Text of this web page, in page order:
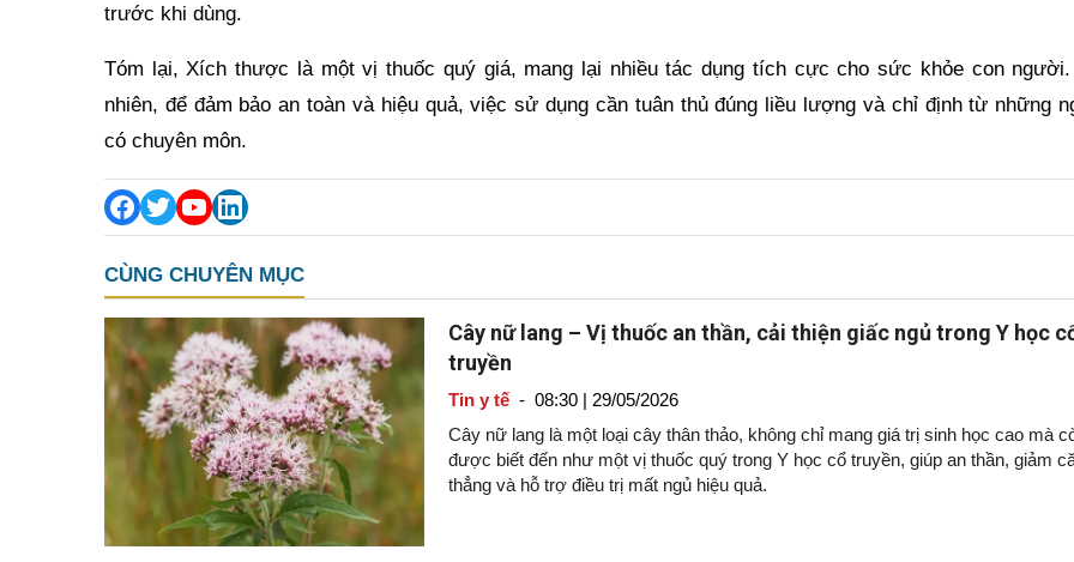
trước khi dùng.
Tóm lại, Xích thược là một vị thuốc quý giá, mang lại nhiều tác dụng tích cực cho sức khỏe con người.
nhiên, để đảm bảo an toàn và hiệu quả, việc sử dụng cần tuân thủ đúng liều lượng và chỉ định từ những
có chuyên môn.
CÙNG CHUYÊN MỤC
Cây nữ lang – Vị thuốc an thần, cải thiện giấc ngủ trong Y học
truyền
Tin y tế- 08:30 | 29/05/2026
Cây nữ lang là một loại cây thân thảo, không chỉ mang giá trị sinh học cao mà
được biết đến như một vị thuốc quý trong Y học cổ truyền, giúp an thần, giảm
thẳng và hỗ trợ điều trị mất ngủ hiệu quả.